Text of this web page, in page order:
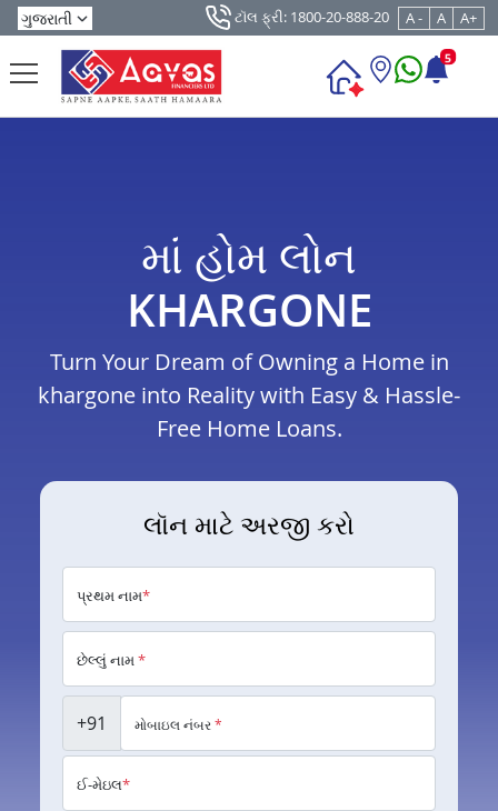
ટૉલ ફ્રી: 1800-20-888-20 A - A A+
5
માં હોમ લોન
KHARGONE
Turn Your Dream of Owning a Home in
khargone into Reality with Easy & Hassle-
Free Home Loans.
લૉન માટે અરજી કરો
પ્રથમ નામ*
છેલ્લું નામ*
+91 મોબાઇલ નંબર*
ઈ-મેઇલ*